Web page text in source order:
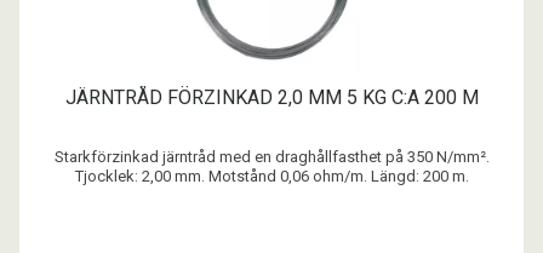
JÄRNTRÅD FÖRZINKAD 2,0 MM 5 KG C:A 200 M
Starkförzinkad järntråd med en draghållfasthet på 350 N/mm².
Tjocklek: 2,00 mm. Motstånd 0,06 ohm/m. Längd: 200 m.